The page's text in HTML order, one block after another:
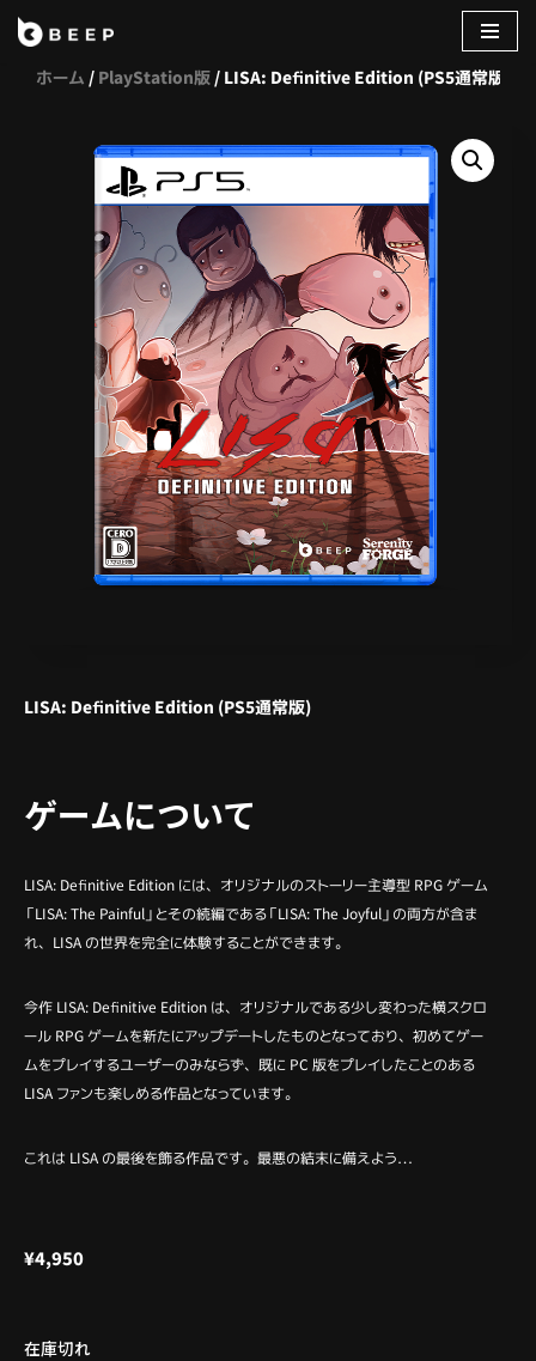
ホーム / PlayStation版 / LISA: Definitive Edition (PS5通常版)
LISA: Definitive Edition (PS5通常版)
ゲームについて
LISA: Definitive Edition には、オリジナルのストーリー主導型 RPG ゲーム
「LISA: The Painful」とその続編である「LISA: The Joyful」の両方が含ま
れ、LISA の世界を完全に体験することができます。
今作 LISA: Definitive Edition は、オリジナルである少し変わった横スクロ
ール RPG ゲームを新たにアップデートしたものとなっており、初めてゲー
ムをプレイするユーザーのみならず、既に PC 版をプレイしたことのある
LISA ファンも楽しめる作品となっています。
これは LISA の最後を飾る作品です。最悪の結末に備えよう…
¥4,950
在庫切れ